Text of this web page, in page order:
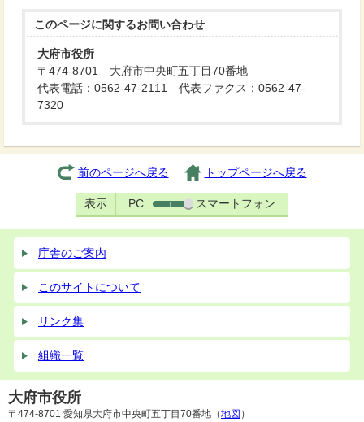
このページに関するお問い合わせ
大府市役所
〒474-8701 大府市中央町五丁目70番地
代表電話：0562-47-2111 代表ファクス：0562-47-
7320
前のページへ戻る トップページへ戻る
表示 PC スマートフォン
庁舎のご案内
このサイトについて
リンク集
組織一覧
大府市役所
〒474-8701 愛知県大府市中央町五丁目70番地（地図 ）